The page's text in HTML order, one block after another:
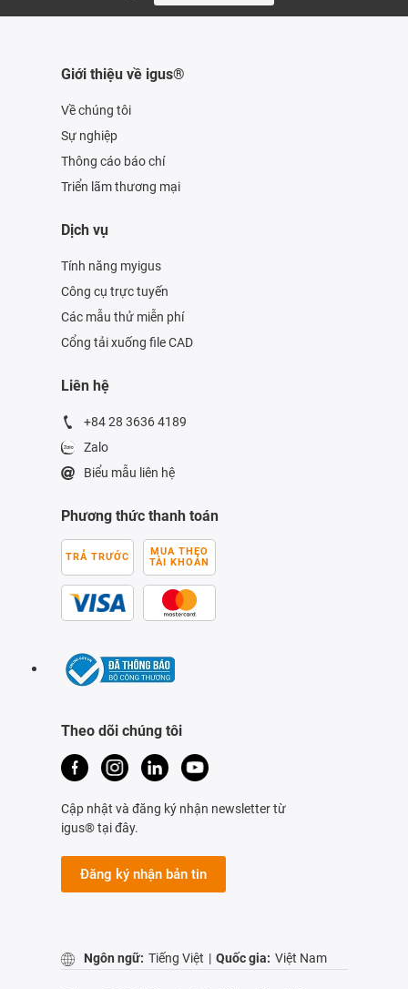
Giới thiệu về igus®
Về chúng tôi
Sự nghiệp
Thông cáo báo chí
Triển lãm thương mại
Dịch vụ
Tính năng myigus
Công cụ trực tuyến
Các mẫu thử miễn phí
Cổng tải xuống file CAD
Liên hệ
+84 28 3636 4189
Zalo
Biểu mẫu liên hệ
Phương thức thanh toán
TRẢ TRƯỚC
MUA THEO
TÀI KHOẢN
Theo dõi chúng tôi
Cập nhật và đăng ký nhận newsletter từ
igus® tại đây.
Đăng ký nhận bản tin
Ngôn ngữ: Tiếng Việt | Quốc gia: Việt Nam